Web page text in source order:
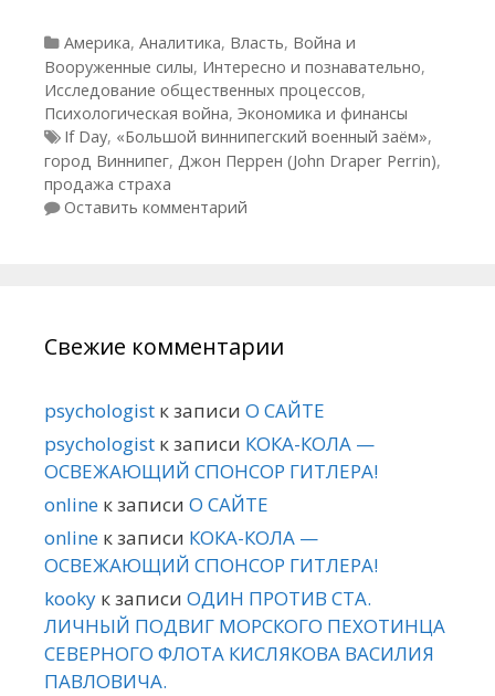
Рубрики
Америка, Аналитика, Власть, Война и
Вооруженные силы, Интересно и познавательно,
Исследование общественных процессов,
Психологическая война, Экономика и финансы
Метки
If Day, «Большой виннипегский военный заём»,
город Виннипег, Джон Перрен (John Draper Perrin),
продажа страха
Оставить комментарий
Свежие комментарии
psychologist к записи О САЙТЕ
psychologist к записи КОКА-КОЛА —
ОСВЕЖАЮЩИЙ СПОНСОР ГИТЛЕРА!
online к записи О САЙТЕ
online к записи КОКА-КОЛА —
ОСВЕЖАЮЩИЙ СПОНСОР ГИТЛЕРА!
kooky к записи ОДИН ПРОТИВ СТА.
ЛИЧНЫЙ ПОДВИГ МОРСКОГО ПЕХОТИНЦА
СЕВЕРНОГО ФЛОТА КИСЛЯКОВА ВАСИЛИЯ
ПАВЛОВИЧА.